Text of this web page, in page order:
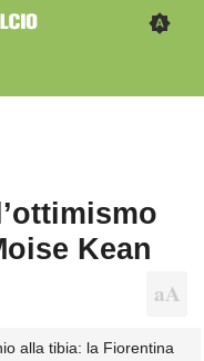
Kean
alla tibia: la Fiorentina